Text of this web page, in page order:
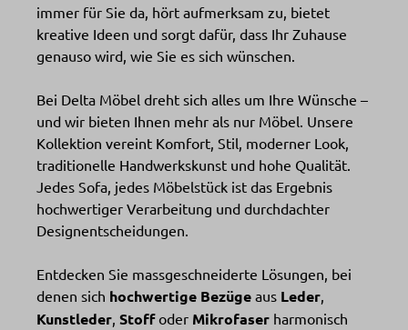
immer für Sie da, hört aufmerksam zu, bietet
kreative Ideen und sorgt dafür, dass Ihr Zuhause
genauso wird, wie Sie es sich wünschen.
Bei Delta Möbel dreht sich alles um Ihre Wünsche –
und wir bieten Ihnen mehr als nur Möbel. Unsere
Kollektion vereint Komfort, Stil, moderner Look,
traditionelle Handwerkskunst und hohe Qualität.
Jedes Sofa, jedes Möbelstück ist das Ergebnis
hochwertiger Verarbeitung und durchdachter
Designentscheidungen.
Entdecken Sie massgeschneiderte Lösungen, bei
denen sich hochwertige Bezüge aus Leder
Kunstleder Stoffoder Mikrofaser harmonisch